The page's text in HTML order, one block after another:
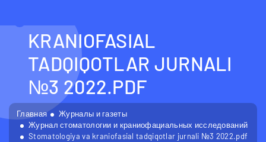
KRANIOFASIAL
TADQIQOTLAR JURNALI
№3 2022.PDF
Главная
Журналы и газеты
Журнал стоматологии и краниофациальных исследований
Stomatologiya va kraniofasial tadqiqotlar jurnali №3 2022.pdf